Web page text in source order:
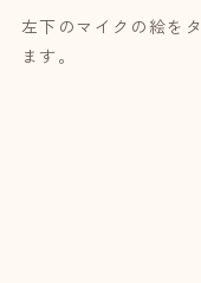
左下のマイクの絵を
ます。